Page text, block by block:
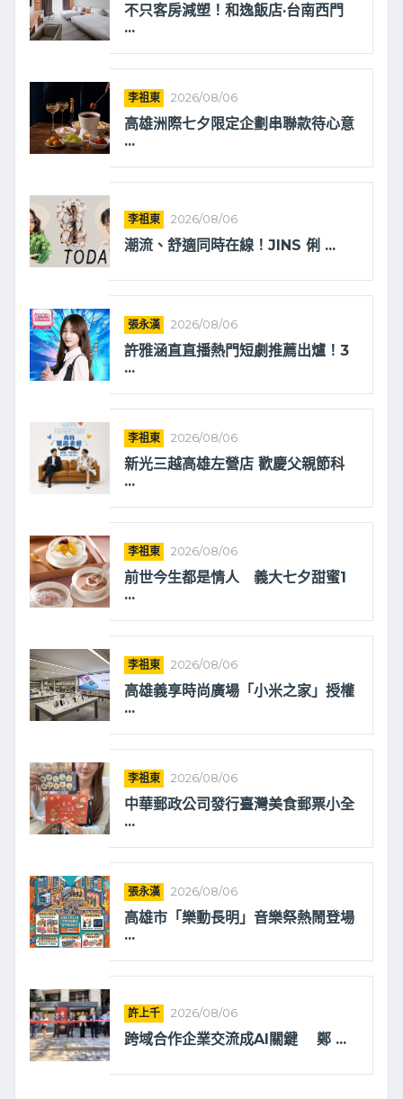
不只客房減塑！和逸飯店·台南西門
...
李祖東 2026/08/06
高雄洲際七夕限定企劃串聯款待心意
...
李祖東 2026/08/06
潮流、舒適同時在線！JINS 俐 ...
張永漢 2026/08/06
許雅涵直直播熱門短劇推薦出爐！3
...
李祖東 2026/08/06
新光三越高雄左營店 歡慶父親節科
...
李祖東 2026/08/06
前世今生都是情人 義大七夕甜蜜1
...
李祖東 2026/08/06
高雄義享時尚廣場「小米之家」授權
...
李祖東 2026/08/06
中華郵政公司發行臺灣美食郵票小全
...
張永漢 2026/08/06
高雄市「樂動長明」音樂祭熱鬧登場
...
許上千 2026/08/06
跨域合作企業交流成AI關鍵 鄭 ...